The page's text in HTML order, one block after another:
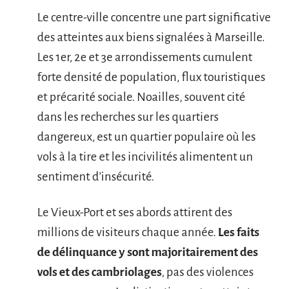
Le centre-ville concentre une part significative
des atteintes aux biens signalées à Marseille.
Les 1er, 2e et 3e arrondissements cumulent
forte densité de population, flux touristiques
et précarité sociale. Noailles, souvent cité
dans les recherches sur les quartiers
dangereux, est un quartier populaire où les
vols à la tire et les incivilités alimentent un
sentiment d’insécurité.
Le Vieux-Port et ses abords attirent des
millions de visiteurs chaque année. Les faits
de délinquance y sont majoritairement des
vols et des cambriolages, pas des violences